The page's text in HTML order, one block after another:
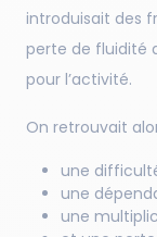
introduisait des
perte de fluidité
pour l’activité.
On retrouvait
une
une
une